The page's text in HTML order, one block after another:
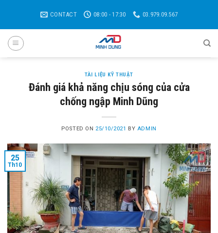
content
CONTACT 08:00 - 17:30 03.979.09.567
TÀI LIỆU KỸ THUẬT
Đánh giá khả năng chịu sóng của cửa
chống ngập Minh Dũng
POSTED ON 25/10/2021 BY ADMIN
25
Th10